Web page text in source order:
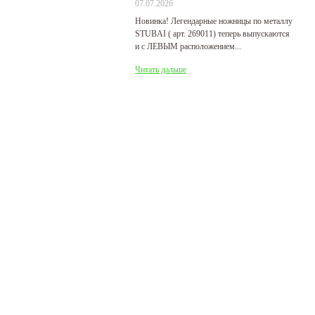
07.07.2026
Новинка! Легендарные ножницы по металлу
STUBAI ( арт. 269011) теперь выпускаются
и с ЛЕВЫМ расположением...
Читать дальше